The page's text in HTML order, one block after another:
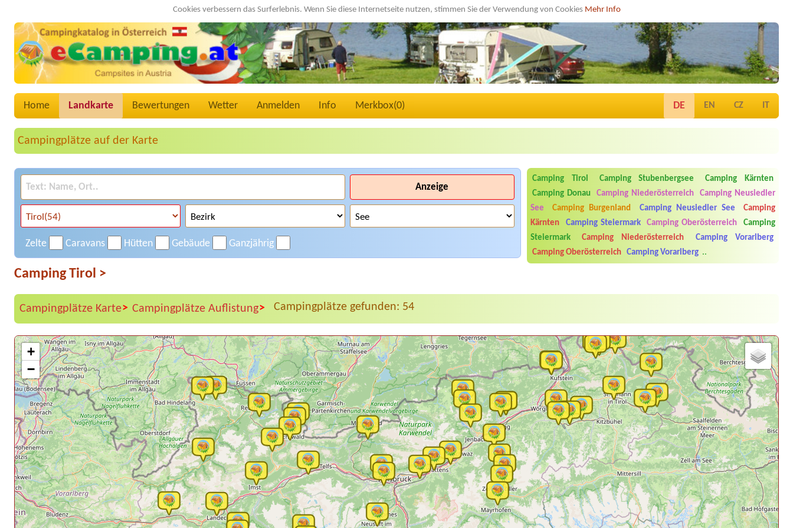
Cookies verbessern das Surferlebnis. Wenn Sie diese Internetseite nutzen, stimmen Sie der Verwendung von Cookies Mehr Info
Home Landkarte Bewertungen Wetter Anmelden Info Merkbox(0) DE EN CZ IT
Campingplätze auf der Karte
Anzeige
Zelte Caravans Hütten Gebäude Ganzjährig
Camping Tirol Camping Stubenbergsee
Camping Kärnten
Camping Donau
Camping Niederösterreich
Camping Neusiedler
See
Camping Burgenland Camping Neusiedler See
Camping
Kärnten
Camping Steiermark Camping Oberösterreich
Camping
Steiermark
Camping Niederösterreich
Camping Vorarlberg
Camping Oberösterreich
Camping Vorarlberg ..
Camping Tirol >
Campingplätze Karte> Campingplätze Auflistung> Campingplätze gefunden: 54
+
−